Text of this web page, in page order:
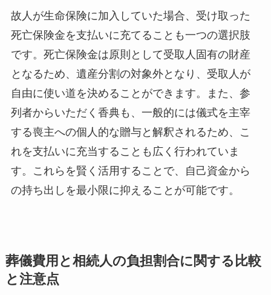
故人が生命保険に加入していた場合、受け取った
死亡保険金を支払いに充てることも一つの選択肢
です。死亡保険金は原則として受取人固有の財産
となるため、遺産分割の対象外となり、受取人が
自由に使い道を決めることができます。また、参
列者からいただく香典も、一般的には儀式を主宰
する喪主への個人的な贈与と解釈されるため、こ
れを支払いに充当することも広く行われていま
す。これらを賢く活用することで、自己資金から
の持ち出しを最小限に抑えることが可能です。
葬儀費用と相続人の負担割合に関する比較
と注意点